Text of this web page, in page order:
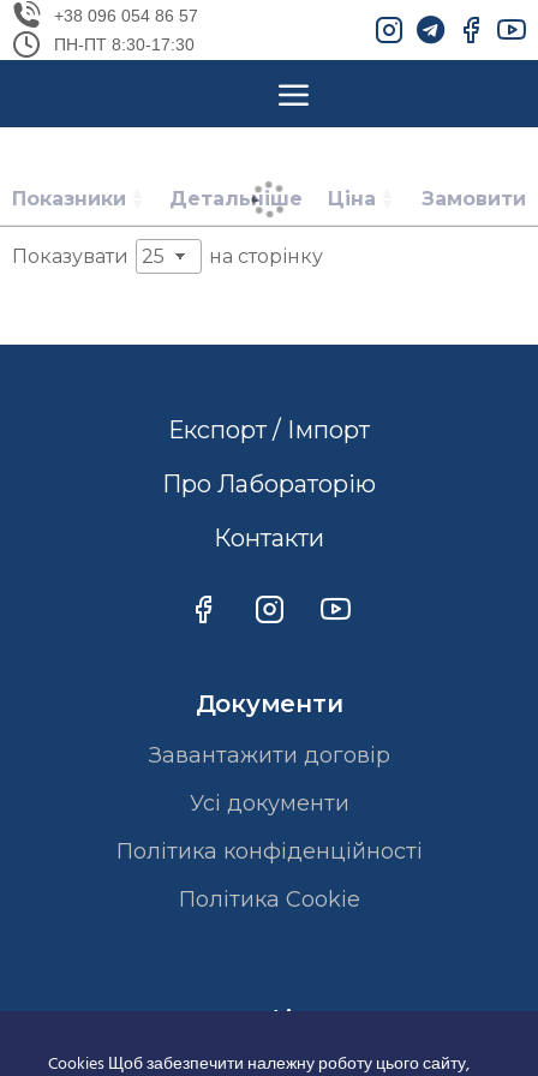
+38 096 054 86 57
ПН-ПТ 8:30-17:30
Показники Детальніше Ціна Замовити
Показувати на сторінку
Експорт / Імпорт
Про Лабораторію
Контакти
Документи
Завантажити договір
Усі документи
Політика конфіденційності
Полiтика Cookie
Сертифікати
Cookies Щоб забезпечити належну роботу цього сайту,